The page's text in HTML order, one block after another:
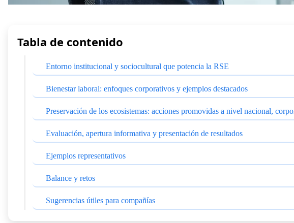
Tabla de contenido
Entorno institucional y sociocultural que potencia la RSE
Bienestar laboral: enfoques corporativos y ejemplos destacados
Preservación de los ecosistemas: acciones promovidas a nivel nacional,
Evaluación, apertura informativa y presentación de resultados
Ejemplos representativos
Balance y retos
Sugerencias útiles para compañías